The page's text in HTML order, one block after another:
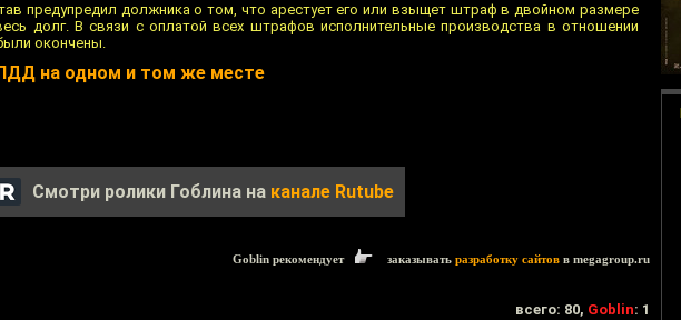
предупредил должника о том, что арестует его или взыщет штраф в двойном размере
долг. В связи с оплатой всех штрафов исполнительные производства в отношении
окончены.
на одном и том же месте
Смотри ролики Гоблина на канале Rutube
Goblin рекомендует заказывать разработку сайтов в megagroup.ru
всего: 80, Goblin: 1